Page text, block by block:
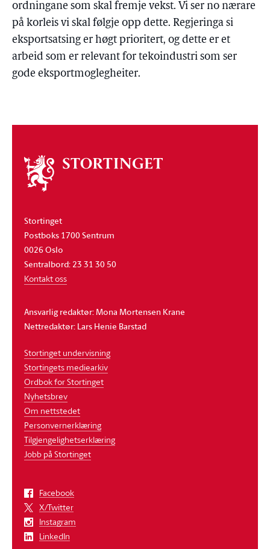
ordningane som skal fremje vekst. Vi ser no nærare
på korleis vi skal følgje opp dette. Regjeringa si
eksportsatsing er høgt prioritert, og dette er et
arbeid som er relevant for tekoindustri som ser
gode eksportmoglegheiter.
Om
stortinget
Stortinget
Postboks 1700 Sentrum
0026 Oslo
Sentralbord: 23 31 30 50
Kontakt oss
Ansvarlig redaktør: Mona Mortensen Krane
Nettredaktør: Lars Henie Barstad
Stortinget undervisning
Stortingets mediearkiv
Ordbok for Stortinget
Nyhetsbrev
Om nettstedet
Personvernerklæring
Tilgjengelighetserklæring
Jobb på Stortinget
Facebook
X/Twitter
Instagram
LinkedIn